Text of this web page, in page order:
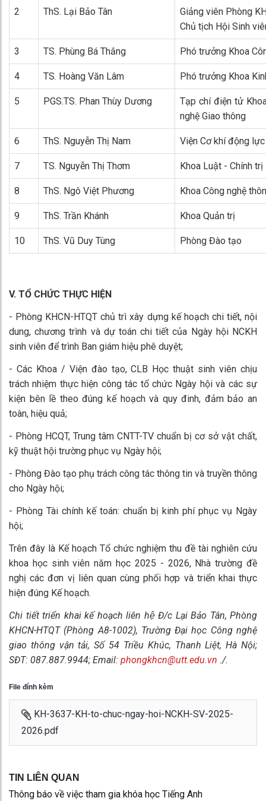
2 ThS. Lại Bảo Tân
Giảng viên Phòng
Chủ tịch Hội Sinh
3 TS. Phùng Bá Thắng Phó trưởng Khoa
4 TS. Hoàng Văn Lâm Phó trưởng Khoa
5 PGS.TS. Phan Thùy Dương
Tạp chí điện tử
nghệ Giao thông
6 ThS. Nguyễn Thị Nam Viện Cơ khí động lực
7 TS. Nguyễn Thị Thơm Khoa Luật - Chính trị
8 ThS. Ngô Việt Phương Khoa Công nghệ
9 ThS. Trần Khánh Khoa Quản trị
10 ThS. Vũ Duy Tùng Phòng Đào tạo
V. TỔ CHỨC THỰC HIỆN
- Phòng KHCN-HTQT chủ trì xây dựng kế hoạch chi tiết, nội
dung, chương trình và dự toán chi tiết của Ngày hội NCKH
sinh viên để trình Ban giám hiệu phê duyệt;
- Các Khoa / Viện đào tạo, CLB Học thuật sinh viên chịu
trách nhiệm thực hiện công tác tổ chức Ngày hội và các sự
kiện bên lề theo đúng kế hoạch và quy đinh, đảm bảo an
toàn, hiệu quả;
- Phòng HCQT, Trung tâm CNTT-TV chuẩn bị cơ sở vật chất,
kỹ thuật hội trường phục vụ Ngày hội;
- Phòng Đào tạo phụ trách công tác thông tin và truyền thông
cho Ngày hội;
- Phòng Tài chính kế toán: chuẩn bị kinh phí phục vụ Ngày
hội;
Trên đây là Kế hoạch Tổ chức nghiệm thu đề tài nghiên cứu
khoa học sinh viên năm học 2025 - 2026, Nhà trường đề
nghị các đơn vị liên quan cùng phối hợp và triển khai thực
hiện đúng Kế hoạch.
Chi tiết triển khai kế hoạch liên hệ Đ/c Lại Bảo Tân, Phòng
KHCN-HTQT (Phòng A8-1002), Trường Đại học Công nghệ
giao thông vận tải, Số 54 Triều Khúc, Thanh Liệt, Hà Nội;
SĐT: 087.887.9944; Email: phongkhcn@utt.edu.vn ./.
File đính kèm
KH-3637-KH-to-chuc-ngay-hoi-NCKH-SV-2025-
2026.pdf
TIN LIÊN QUAN
Thông báo về việc tham gia khóa học Tiếng Anh